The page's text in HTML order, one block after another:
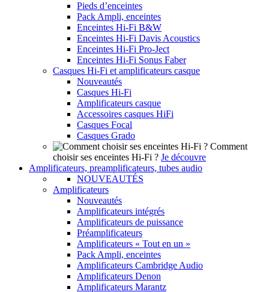
Pieds d’enceintes
Pack Ampli, enceintes
Enceintes Hi-Fi B&W
Enceintes Hi-Fi Davis Acoustics
Enceintes Hi-Fi Pro-Ject
Enceintes Hi-Fi Sonus Faber
Casques Hi-Fi et amplificateurs casque
Nouveautés
Casques Hi-Fi
Amplificateurs casque
Accessoires casques HiFi
Casques Focal
Casques Grado
Comment
choisir ses enceintes Hi-Fi ? Je découvre
Amplificateurs, preamplificateurs, tubes audio
NOUVEAUTÉS
Amplificateurs
Nouveautés
Amplificateurs intégrés
Amplificateurs de puissance
Préamplificateurs
Amplificateurs « Tout en un »
Pack Ampli, enceintes
Amplificateurs Cambridge Audio
Amplificateurs Denon
Amplificateurs Marantz